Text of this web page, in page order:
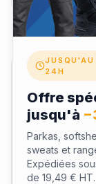
Avis
Laisser un
Votre nom
24H
Offre
jusqu'à
Parkas,
sweats et
Expédiées
de 19,49 € HT.